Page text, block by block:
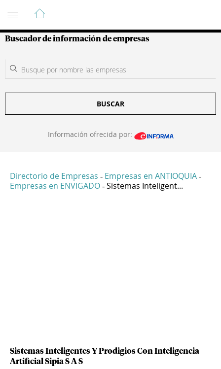
Guía de Empresas Colombianas
Buscador de información de empresas
BUSCAR
Información ofrecida por:
Directorio de Empresas - Empresas en ANTIOQUIA -
Empresas en ENVIGADO - Sistemas Inteligent...
Sistemas Inteligentes Y Prodigios Con Inteligencia
Artificial Sipia S A S